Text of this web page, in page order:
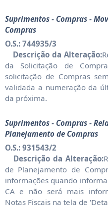
Suprimentos - Compras -
Compras
O.S.: 744935/3
Descrição da Alteração:
da Solicitação de
solicitação de Compras
validada a numeração da
da próxima.
Suprimentos - Compras -
Planejamento de Compras
O.S.: 931543/2
Descrição da Alteração:
de Planejamento de
informações quando
CA e não será mais
Notas Fiscais na tela de